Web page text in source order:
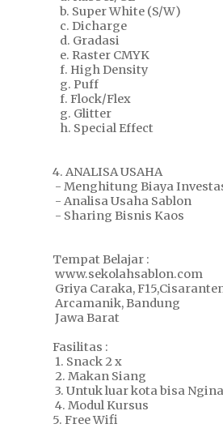
b. Super White (S/W)
c. Dicharge
d. Gradasi
e. Raster CMYK
f. High Density
g. Puff
f. Flock/Flex
g. Glitter
h. Special Effect
4. ANALISA USAHA
- Menghitung Biaya
- Analisa Usaha Sablon
- Sharing Bisnis Kaos
Tempat Belajar :
www.sekolahsablon.com
Griya Caraka,
Arcamanik, Bandung
Jawa Barat
Fasilitas :
1. Snack 2 x
2. Makan Siang
3. Untuk luar kota bisa
4. Modul Kursus
5. Free Wifi